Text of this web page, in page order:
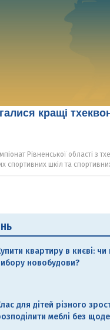
кращі
Рівненської області з
спортивних шкіл та
квартиру в києві: чи
новобудови?
для дітей різного
меблі без